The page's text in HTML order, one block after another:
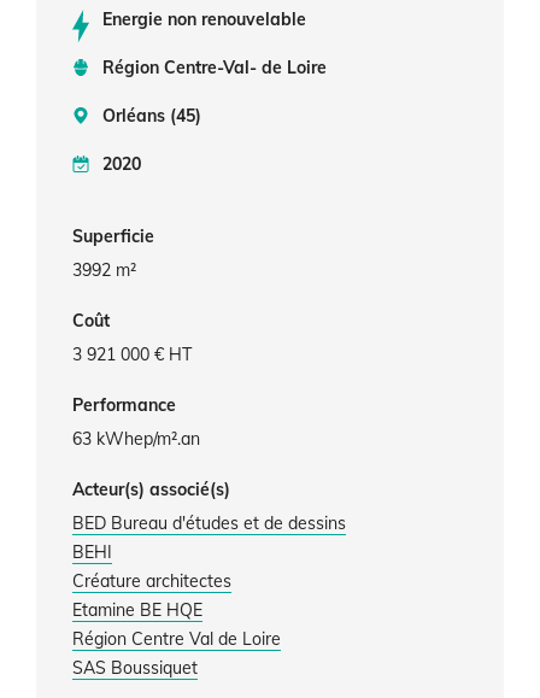
Energie non renouvelable
Région Centre-Val- de Loire
Orléans (45)
2020
Superficie
3992 m²
Coût
3 921 000 € HT
Performance
63 kWhep/m².an
Acteur(s) associé(s)
BED Bureau d'études et de dessins
BEHI
Créature architectes
Etamine BE HQE
Région Centre Val de Loire
SAS Boussiquet